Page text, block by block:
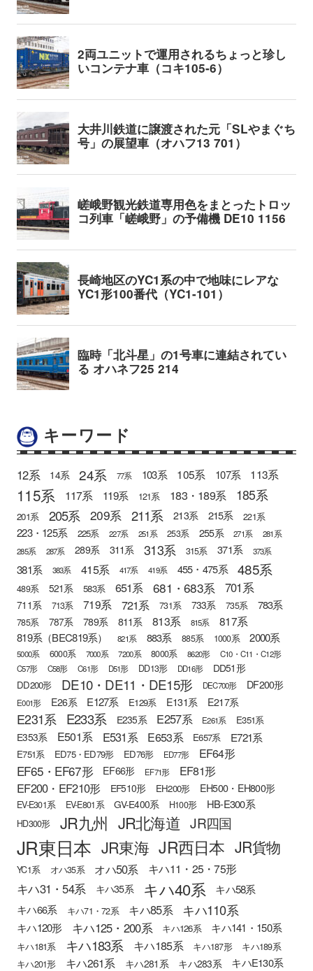
キーワード
12系 14系 24系 77系 103系 105系 107系 113系
115系 117系 119系 121系 183・189系 185系
201系 205系 209系 211系 213系 215系 221系
223・125系 225系 227系 251系 253系 255系 271系
281系
285系
287系 289系 311系 313系 315系 371系 373系
381系 383系 415系 417系 419系 455・475系 485系
489系 521系 583系 651系 681・683系 701系
711系 713系 719系 721系 731系 733系 735系 783系
785系 787系 789系 811系 813系 815系 817系
819系（BEC819系） 821系 883系 885系 1000系 2000系
5000系 6000系 7000系 7200系 8000系 8620形
C10・C11・C12形
C57形
C58形 C61形 D51形 DD13形 DD16形 DD51形
DD200形 DE10・DE11・DE15形 DEC700形 DF200形
E001形 E26系 E127系 E129系 E131系 E217系
E231系 E233系 E235系 E257系 E261系 E351系
E353系 E501系 E531系 E653系 E657系 E721系
E751系 ED75・ED79形 ED76形 ED77形 EF64形
EF65・EF67形 EF66形 EF71形
EF81形
EF200・EF210形
EF510形 EH200形 EH500・EH800形
EV-E301系 EV-E801系 GV-E400系 H100形 HB-E300系
HD300形 JR九州 JR北海道 JR四国
JR東日本 JR東海 JR西日本 JR貨物
YC1系 オハ35系 オハ50系 キハ11・25・75形
キハ31・54系 キハ35系 キハ40系 キハ58系
キハ66系 キハ71・72系 キハ85系 キハ110系
キハ120形 キハ125・200系 キハ126系 キハ141・150系
キハ181系 キハ183系 キハ185系 キハ187形
キハ189系
キハ201形
キハ261系 キハ281系 キハ283系
キハE130系